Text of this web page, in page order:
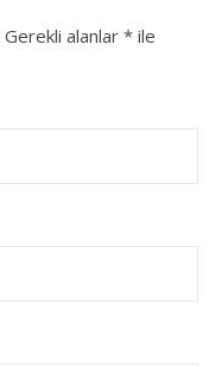
Gerekli alanlar * ile